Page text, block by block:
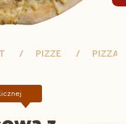
PIZZE PIZZA